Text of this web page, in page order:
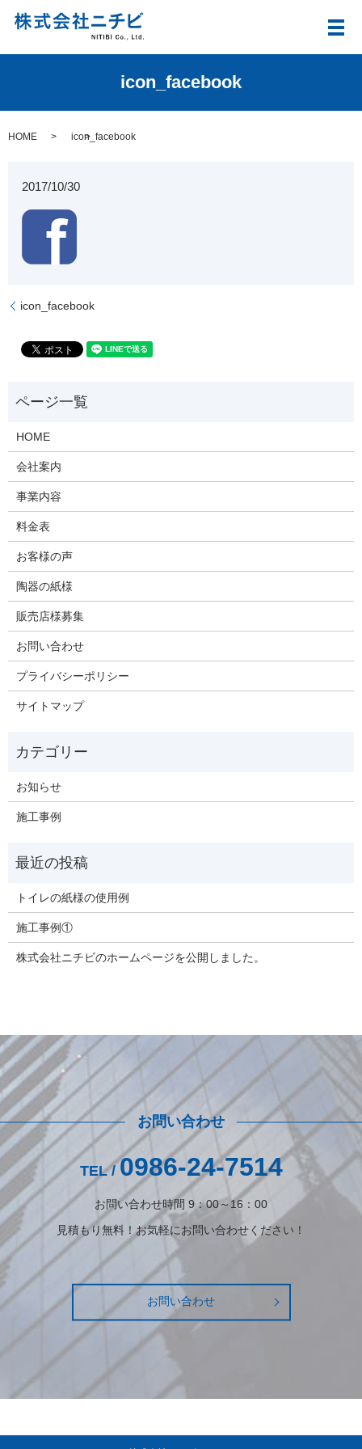
メ
icon_facebook
HOME icon_facebook
2017/10/30
icon_facebook
HOME
会社案内
事業内容
料金表
お客様の声
陶器の紙様
販売店様募集
お問い合わせ
プライバシーポリシー
サイトマップ
お知らせ
施工事例
トイレの紙様の使用例
施工事例①
株式会社ニチビのホームページを公開しました。
お問い合わせ
TEL / 0986-24-7514
お問い合わせ時間 9：00～16：00
見積もり無料！お気軽にお問い合わせください！
お問い合わせ